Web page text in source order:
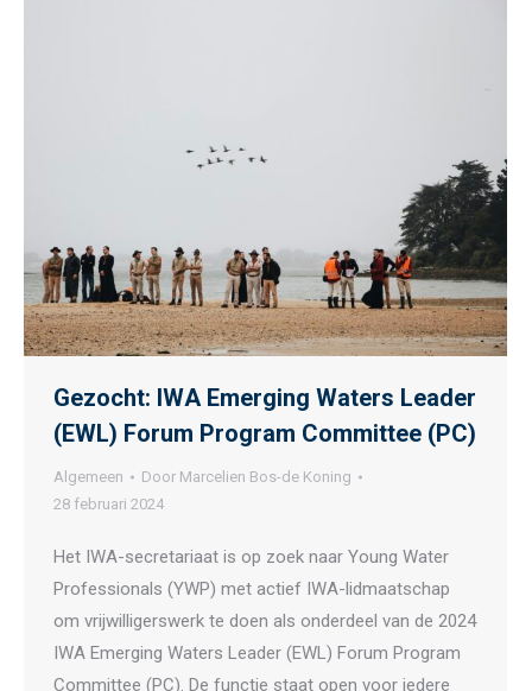
Gezocht: IWA Emerging Waters Leader
(EWL) Forum Program Committee (PC)
Algemeen Door Marcelien Bos-de Koning
28 februari 2024
Het IWA-secretariaat is op zoek naar Young Water
Professionals (YWP) met actief IWA-lidmaatschap
om vrijwilligerswerk te doen als onderdeel van de 2024
IWA Emerging Waters Leader (EWL) Forum Program
Committee (PC). De functie staat open voor iedere